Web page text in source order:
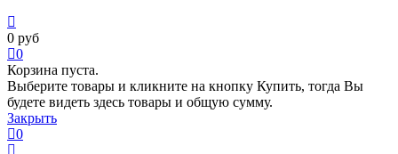
0 руб
0
Корзина пуста.
Выберите товары и кликните на кнопку Купить, тогда Вы
будете видеть здесь товары и общую сумму.
Закрыть
0